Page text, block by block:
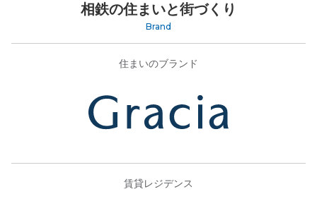
相鉄の住まいと街づくり
Brand
住まいのブランド
賃貸レジデンス